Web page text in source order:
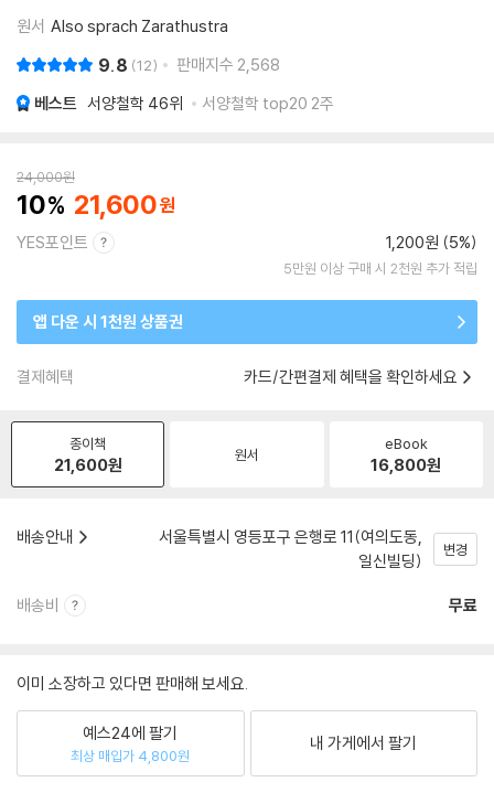
원서 Also sprach Zarathustra
9.8 12 판매지수 2,568
베스트 서양철학 46위 서양철학 top20 2주
24,000원
10 21,600
YES포인트 1,200원 (5%)
5만원 이상 구매 시 2천원 추가 적립
앱 다운 시 1천원 상품권
결제혜택 카드/간편결제 혜택을 확인하세요
종이책
21,600원 원서
eBook
16,800원
배송안내
서울특별시 영등포구 은행로 11(여의도동,
일신빌딩)
변경
배송비 무료
이미 소장하고 있다면 판매해 보세요.
예스24에 팔기
최상 매입가 4,800원
내 가게에서 팔기